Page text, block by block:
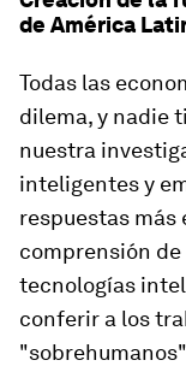
de América
Todas las
dilema, y nadie
nuestra
inteligentes y
respuestas más
comprensión de
tecnologías
conferir a los